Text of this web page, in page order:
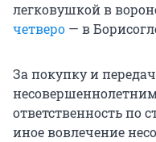
легковушкой в
четверо — в
За покупку и
ответственность по
иное вовлечение